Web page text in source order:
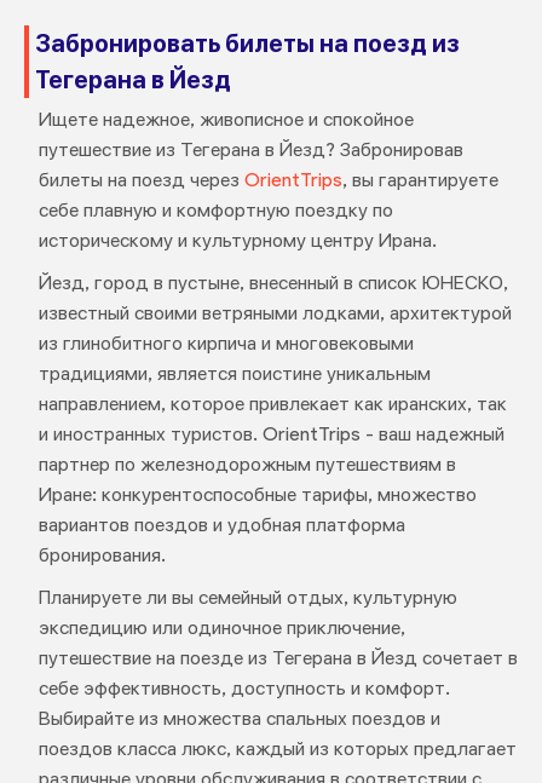
Забронировать билеты на поезд из
Тегерана в Йезд
Ищете надежное, живописное и спокойное
путешествие из Тегерана в Йезд? Забронировав
билеты на поезд через OrientTrips, вы гарантируете
себе плавную и комфортную поездку по
историческому и культурному центру Ирана.
Йезд, город в пустыне, внесенный в список ЮНЕСКО,
известный своими ветряными лодками, архитектурой
из глинобитного кирпича и многовековыми
традициями, является поистине уникальным
направлением, которое привлекает как иранских, так
и иностранных туристов. OrientTrips - ваш надежный
партнер по железнодорожным путешествиям в
Иране: конкурентоспособные тарифы, множество
вариантов поездов и удобная платформа
бронирования.
Планируете ли вы семейный отдых, культурную
экспедицию или одиночное приключение,
путешествие на поезде из Тегерана в Йезд сочетает в
себе эффективность, доступность и комфорт.
Выбирайте из множества спальных поездов и
поездов класса люкс, каждый из которых предлагает